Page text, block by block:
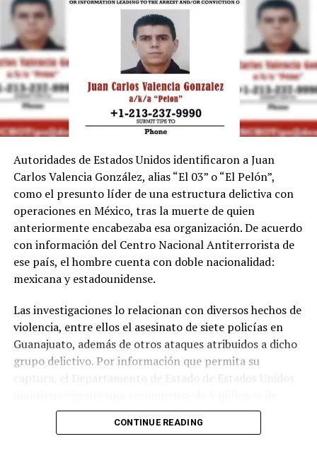
Autoridades de Estados Unidos identificaron a Juan
Carlos Valencia González, alias “El 03” o “El Pelón”,
como el presunto líder de una estructura delictiva con
operaciones en México, tras la muerte de quien
anteriormente encabezaba esa organización. De acuerdo
con información del Centro Nacional Antiterrorista de
ese país, el hombre cuenta con doble nacionalidad:
mexicana y estadounidense.
Las investigaciones lo relacionan con diversos hechos de
violencia, entre ellos el asesinato de siete policías en
Guanajuato, además de otros ataques atribuidos a dicho
grupo delictivo. Por información que permita su
captura, el Departamento de Estado de Estados Unidos
CONTINUE READING